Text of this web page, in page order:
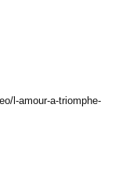
l-amour-a-triomphe-